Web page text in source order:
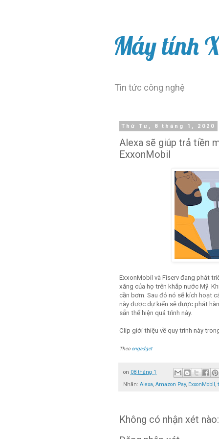
Máy tính
Tin tức công nghệ
Thứ Tư, 8 tháng 1, 2020
Alexa sẽ giúp trả tiền
ExxonMobil
ExxonMobil và Fiserv đang phát
xăng của họ trên khắp nước Mỹ.
cần bơm. Sau đó nó sẽ kích hoạt
này được dự kiến ​​sẽ được phát
sẵn thể hiện quá trình này.
Clip giới thiệu về quy trình này
Theo engadget
on 08 tháng 1
Nhãn: Alexa Amazon Pay, ExxonMobil
Không có nhận xét nào: